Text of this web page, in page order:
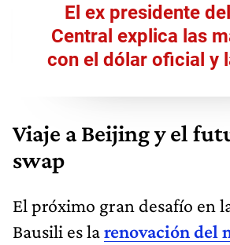
El ex presidente
Central explica las
con el dólar oficial y
Viaje a Beijing y el
swap
El próximo gran desafío en
Bausili es larenovación del